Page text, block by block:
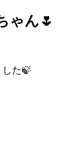
ゃん🌷
た🍃